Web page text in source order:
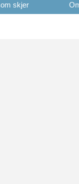
skjer